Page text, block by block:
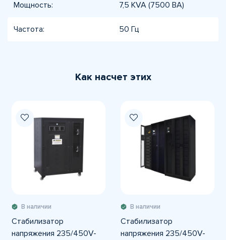
Мощность: 7,5 KVA (7500 ВА)
Частота: 50 Гц
Как насчет этих
В наличии
Стабилизатор
напряжения 235/450V-
В наличии
Стабилизатор
напряжения 235/450V-